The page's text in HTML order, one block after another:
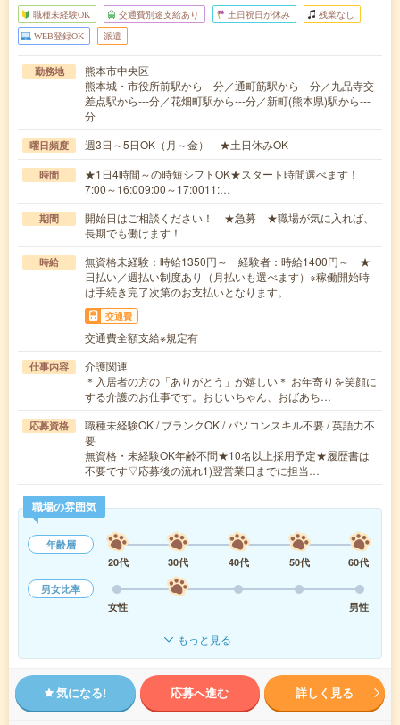
職種未経験OK 交通費別途支給あり 土日祝日が休み 残業なし
WEB登録OK 派遣
勤務地
熊本市中央区
熊本城・市役所前駅から---分／通町筋駅から---分／九品寺交
差点駅から---分／花畑町駅から---分／新町(熊本県)駅から---
分
曜日頻度 週3日～5日OK（月～金） ★土日休みOK
時間
★1日4時間～の時短シフトOK★スタート時間選べます！
7:00～16:009:00～17:0011:…
期間
開始日はご相談ください！ ★急募 ★職場が気に入れば、
長期でも働けます！
時給
無資格未経験：時給1350円～ 経験者：時給1400円～ ★
日払い／週払い制度あり（月払いも選べます）※稼働開始時
は手続き完了次第のお支払いとなります。
交通費
交通費全額支給※規定有
仕事内容
介護関連
＊入居者の方の「ありがとう」が嬉しい＊ お年寄りを笑顔に
する介護のお仕事です。おじいちゃん、おばあち…
応募資格
職種未経験OK / ブランクOK / パソコンスキル不要 / 英語力不
要
無資格・未経験OK年齢不問★10名以上採用予定★履歴書は
不要です▽応募後の流れ1)翌営業日までに担当…
職場の雰囲気
年齢層
20代
30代 40代 50代
60代
男女比率
女性
男性
もっと見る
気になる! 応募へ進む 詳しく見る